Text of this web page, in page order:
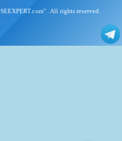
"HSEEXPERT.com". All rights reserved.